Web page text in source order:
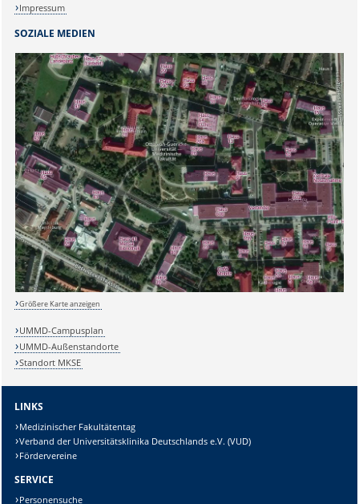
Sicherheitsabfrage:
SOZIALE MEDIEN
Impressum
Größere Karte anzeigen
UMMD-Campusplan
UMMD-Außenstandorte
Standort MKSE
LINKS
Medizinischer Fakultätentag
Verband der Universitätsklinika Deutschlands e.V. (VUD)
Fördervereine
SERVICE
Personensuche